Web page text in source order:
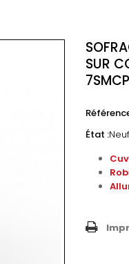
SUR
État :Neuf